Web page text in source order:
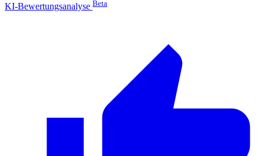
KI-Bewertungsanalyse Beta